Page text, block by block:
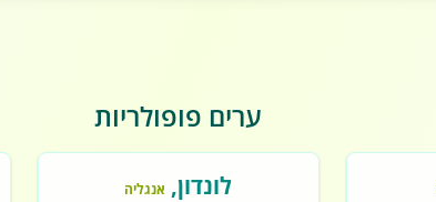
ערים פופולריות
לונדון, אנגליה